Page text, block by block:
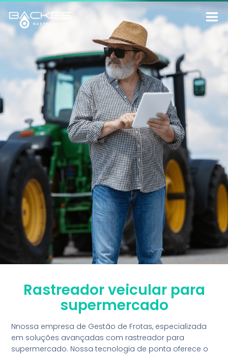
O Melhor Software para Gestão de Frotas 🙂
Entre em contato
Rastreador veicular para
supermercado
Nnossa empresa de Gestão de Frotas, especializada
em soluções avançadas com rastreador para
supermercado. Nossa tecnologia de ponta oferece o